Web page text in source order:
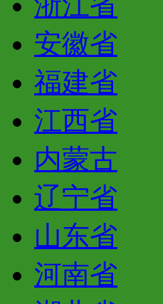
安徽省
福建省
江西省
内蒙古
辽宁省
山东省
河南省